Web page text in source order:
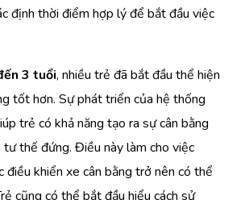
định thời điểm hợp lý để bắt đầu việc
3 tuổi, nhiều trẻ đã bắt đầu thể hiện
tốt hơn. Sự phát triển của hệ thống
trẻ có khả năng tạo ra sự cân bằng
thế đứng. Điều này làm cho việc
điều khiển xe cân bằng trở nên có thể
cũng có thể bắt đầu hiểu cách sử